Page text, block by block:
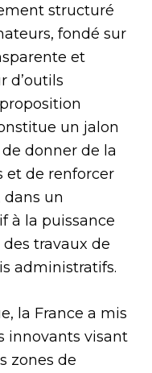
structuré
fondé sur
et
d’outils
un jalon
donner de la
et de renforcer
dans un
à la puissance
travaux de
administratifs.
la France a mis
innovants visant
zones de